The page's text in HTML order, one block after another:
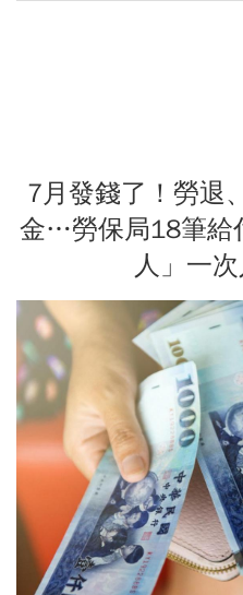
7月發錢了！勞退
金…勞保局18筆給
人」一